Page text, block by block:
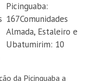
Picinguaba:
167Comunidades
Almada, Estaleiro e
Ubatumirim: 10
da Picinguaba a